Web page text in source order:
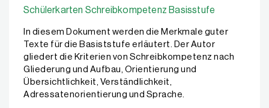
Schülerkarten Schreibkompetenz Basisstufe
In diesem Dokument werden die Merkmale guter
Texte für die Basiststufe erläutert. Der Autor
gliedert die Kriterien von Schreibkompetenz nach
Gliederung und Aufbau, Orientierung und
Übersichtlichkeit, Verständlichkeit,
Adressatenorientierung und Sprache.